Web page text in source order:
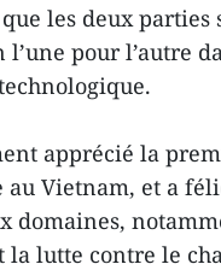
les deux parties
pour l’autre
apprécié la
Vietnam, et a
domaines,
lutte contre le